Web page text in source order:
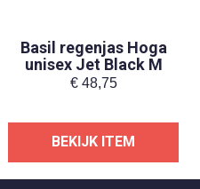
Basil regenjas Hoga
unisex Jet Black M
€48,75
BEKIJK ITEM